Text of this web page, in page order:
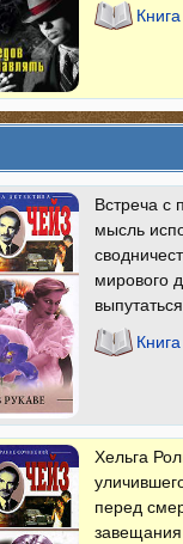
Встреча с
мысль
мирового
Хельга
перед